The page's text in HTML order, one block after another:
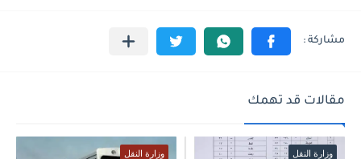
مقالات قد تهمك
وزارة النقل وزارة النقل